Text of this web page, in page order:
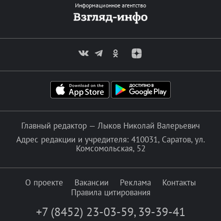
Информационное агентство
Главный редактор — Лыков Николай Валерьевич
Адрес редакции и учредителя: 410031, Саратов, ул.
Комсомольская, 52
О проекте Вакансии Реклама
Контакты
Правила цитирования
+7 (8452) 23-03-59, 39-39-41